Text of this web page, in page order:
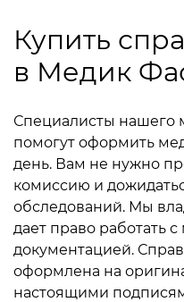
Купить
в Медик
Специалисты нашего
помогут оформить
день. Вам не нужно
комиссию и
обследований. Мы
дает право работать
документацией.
оформлена на
настоящими